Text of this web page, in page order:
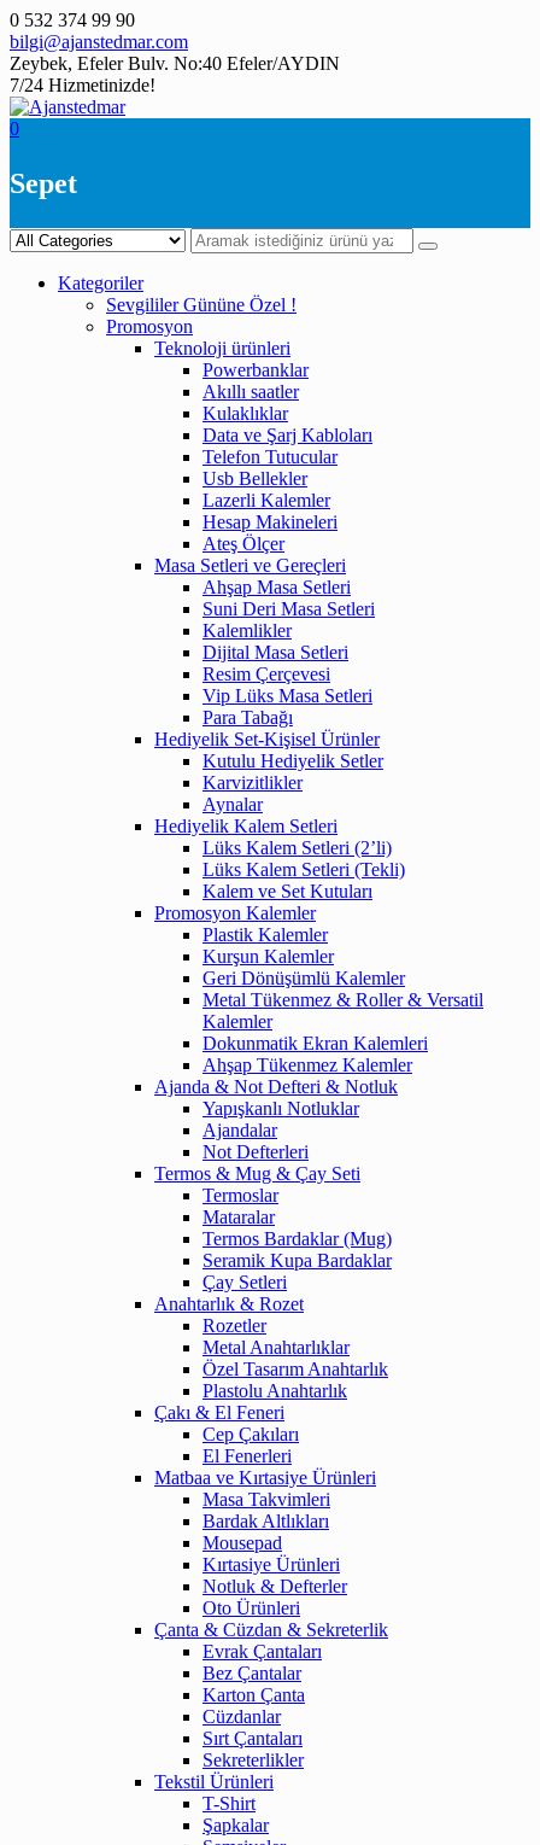
Skip
to
content
0 532 374 99 90
bilgi@ajanstedmar.com
Zeybek, Efeler Bulv. No:40 Efeler/AYDIN
7/24 Hizmetinizde!
0
Sepet
Kategoriler
Sevgililer Gününe Özel !
Promosyon
Teknoloji ürünleri
Powerbanklar
Akıllı saatler
Kulaklıklar
Data ve Şarj Kabloları
Telefon Tutucular
Usb Bellekler
Lazerli Kalemler
Hesap Makineleri
Ateş Ölçer
Masa Setleri ve Gereçleri
Ahşap Masa Setleri
Suni Deri Masa Setleri
Kalemlikler
Dijital Masa Setleri
Resim Çerçevesi
Vip Lüks Masa Setleri
Para Tabağı
Hediyelik Set-Kişisel Ürünler
Kutulu Hediyelik Setler
Karvizitlikler
Aynalar
Hediyelik Kalem Setleri
Lüks Kalem Setleri (2’li)
Lüks Kalem Setleri (Tekli)
Kalem ve Set Kutuları
Promosyon Kalemler
Plastik Kalemler
Kurşun Kalemler
Geri Dönüşümlü Kalemler
Metal Tükenmez & Roller & Versatil
Kalemler
Dokunmatik Ekran Kalemleri
Ahşap Tükenmez Kalemler
Ajanda & Not Defteri & Notluk
Yapışkanlı Notluklar
Ajandalar
Not Defterleri
Termos & Mug & Çay Seti
Termoslar
Mataralar
Termos Bardaklar (Mug)
Seramik Kupa Bardaklar
Çay Setleri
Anahtarlık & Rozet
Rozetler
Metal Anahtarlıklar
Özel Tasarım Anahtarlık
Plastolu Anahtarlık
Çakı & El Feneri
Cep Çakıları
El Fenerleri
Matbaa ve Kırtasiye Ürünleri
Masa Takvimleri
Bardak Altlıkları
Mousepad
Kırtasiye Ürünleri
Notluk & Defterler
Oto Ürünleri
Çanta & Cüzdan & Sekreterlik
Evrak Çantaları
Bez Çantalar
Karton Çanta
Cüzdanlar
Sırt Çantaları
Sekreterlikler
Tekstil Ürünleri
T-Shirt
Şapkalar